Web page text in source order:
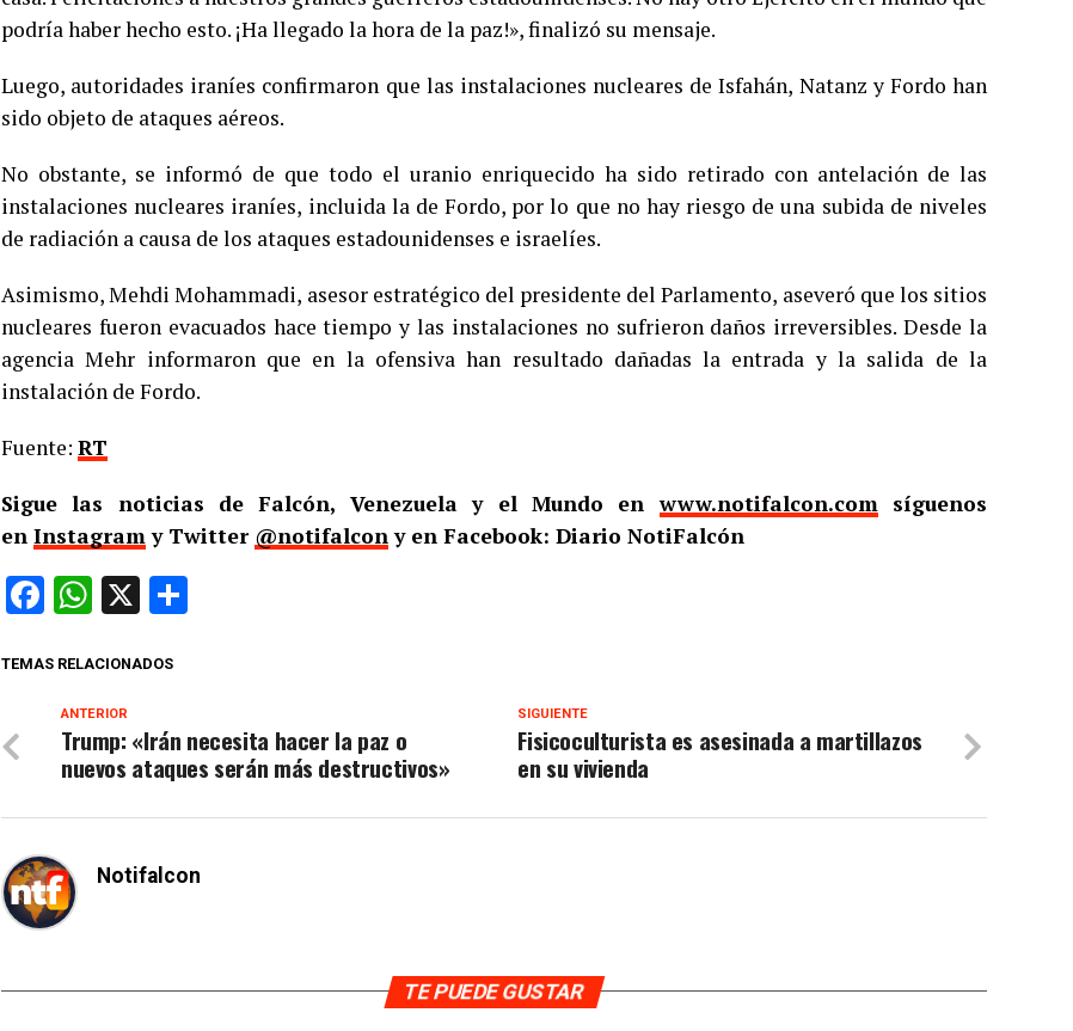
podría haber hecho esto. ¡Ha llegado la hora de la paz!», finalizó su mensaje.
Luego, autoridades iraníes confirmaron que las instalaciones nucleares de Isfahán, Natanz y Fordo han
sido objeto de ataques aéreos.
No obstante, se informó de que todo el uranio enriquecido ha sido retirado con antelación de las
instalaciones nucleares iraníes, incluida la de Fordo, por lo que no hay riesgo de una subida de niveles
de radiación a causa de los ataques estadounidenses e israelíes.
Asimismo, Mehdi Mohammadi, asesor estratégico del presidente del Parlamento, aseveró que los sitios
nucleares fueron evacuados hace tiempo y las instalaciones no sufrieron daños irreversibles. Desde la
agencia Mehr informaron que en la ofensiva han resultado dañadas la entrada y la salida de la
instalación de Fordo.
Fuente: RT
Sigue las noticias de Falcón, Venezuela y el Mundo enwww.notifalcon.comsíguenos
en Instagramy Twitter @notifalcony en Facebook: Diario NotiFalcón
Facebook
WhatsApp
X
TEMAS RELACIONADOS
SIGUIENTE
Fisicoculturista es asesinada a martillazos
en su vivienda
ANTERIOR
Trump: «Irán necesita hacer la paz o
nuevos ataques serán más destructivos»
Notifalcon
TE PUEDE GUSTAR